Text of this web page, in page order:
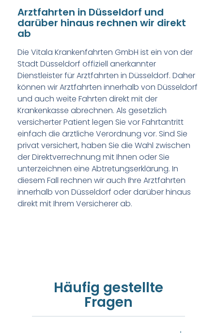
Arztfahrten in Düsseldorf und
darüber hinaus rechnen wir direkt
ab
Die Vitala Krankenfahrten GmbH ist ein von der
Stadt Düsseldorf offiziell anerkannter
Dienstleister für Arztfahrten in Düsseldorf. Daher
können wir Arztfahrten innerhalb von Düsseldorf
und auch weite Fahrten direkt mit der
Krankenkasse abrechnen. Als gesetzlich
versicherter Patient legen Sie vor Fahrtantritt
einfach die ärztliche Verordnung vor. Sind Sie
privat versichert, haben Sie die Wahl zwischen
der Direktverrechnung mit Ihnen oder Sie
unterzeichnen eine Abtretungserklärung. In
diesem Fall rechnen wir auch Ihre Arztfahrten
innerhalb von Düsseldorf oder darüber hinaus
direkt mit Ihrem Versicherer ab.
Häufig gestellte
Fragen